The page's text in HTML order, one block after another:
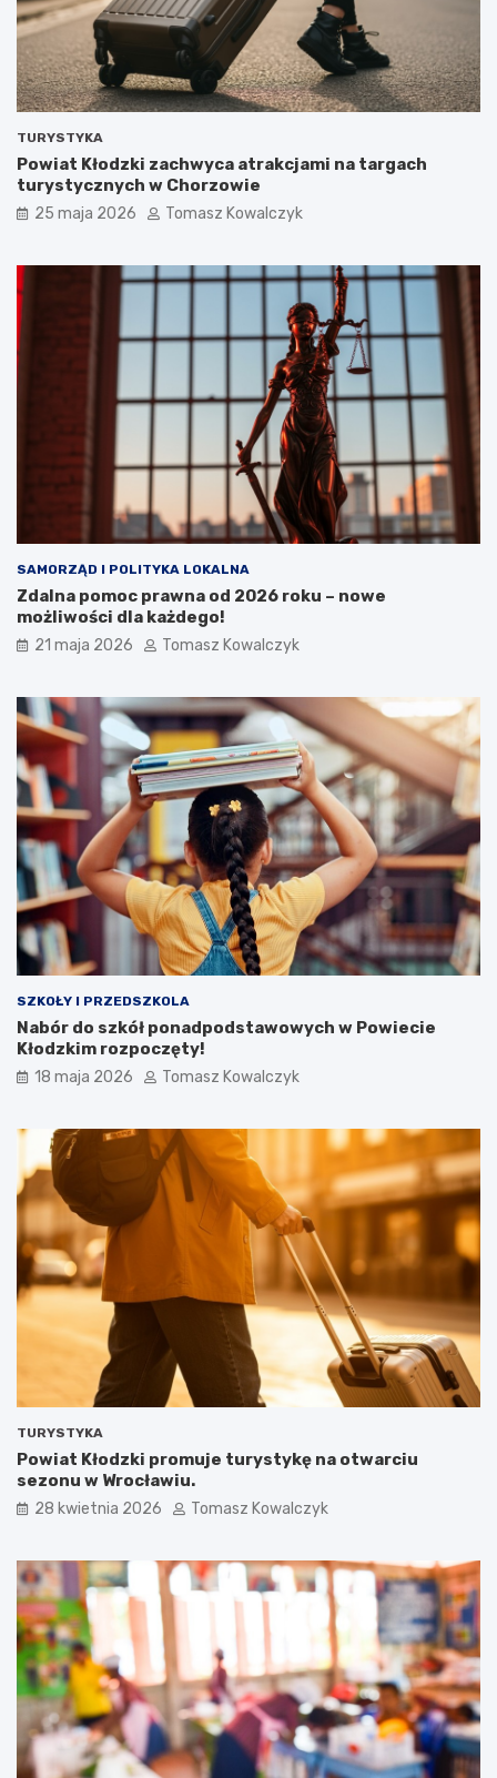
TURYSTYKA
Powiat Kłodzki zachwyca atrakcjami na targach
turystycznych w Chorzowie
25 maja 2026 Tomasz Kowalczyk
SAMORZĄD I POLITYKA LOKALNA
Zdalna pomoc prawna od 2026 roku – nowe
możliwości dla każdego!
21 maja 2026 Tomasz Kowalczyk
SZKOŁY I PRZEDSZKOLA
Nabór do szkół ponadpodstawowych w Powiecie
Kłodzkim rozpoczęty!
18 maja 2026 Tomasz Kowalczyk
TURYSTYKA
Powiat Kłodzki promuje turystykę na otwarciu
sezonu w Wrocławiu.
28 kwietnia 2026 Tomasz Kowalczyk